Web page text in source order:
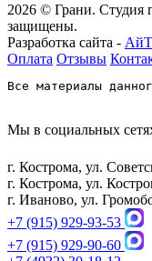
2026 © Грани. Студия
защищены.
Разработка сайта -
Оплата Отзывы
Все материалы
Мы в социальных
г. Кострома, ул.
г. Кострома, ул.
г. Иваново, ул.
+7 (915) 929-93-53
+7 (915) 929-90-60